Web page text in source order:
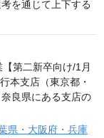
を通じて上下する
県・大阪府・兵庫